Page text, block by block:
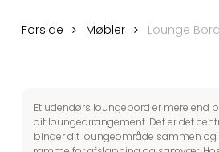
Forside Møbler Lounge
Et udendørs loungebord er mere end
dit loungearrangement. Det er det
binder dit loungeområde sammen og